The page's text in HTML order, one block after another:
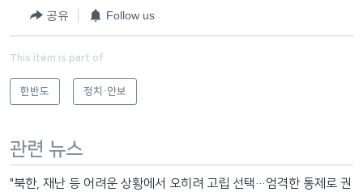
공유 Follow us
This item is part of
한반도 정치·안보
관련 뉴스
"북한, 재난 등 어려운 상황에서 오히려 고립 선택…엄격한 통제로 권